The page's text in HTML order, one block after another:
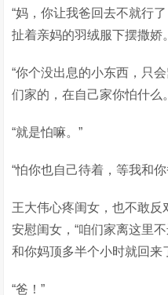
“妈，你让我爸回去不就行
扯着亲妈的羽绒服下摆撒娇。
“你个没出息的小东西，只
们家的，在自己家你怕什么
“就是怕嘛。”
“怕你也自己待着，等我和
王大伟心疼闺女，也不敢反
安慰闺女，“咱们家离这里
和你妈顶多半个小时就回来
“爸！”